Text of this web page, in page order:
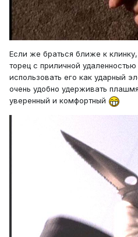
Если же браться ближе к
торец с приличной
использовать его как ударный
очень удобно удерживать
уверенный и комфортный